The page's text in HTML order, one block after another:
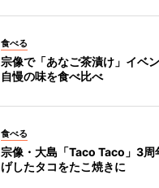
食べる
宗像で「あなご茶漬け」イベ
自慢の味を食べ比べ
食べる
宗像・大島「Taco Taco」3
げしたタコをたこ焼きに